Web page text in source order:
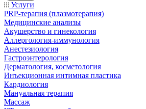
Услуги
PRP-терапия (плазмотерапия)
Медицинские анализы
Акушерство и гинекология
Аллергология-иммунология
Анестезиология
Гастроэнтерология
Дерматология, косметология
Инъекционная интимная пластика
Кардиология
Мануальная терапия
Массаж